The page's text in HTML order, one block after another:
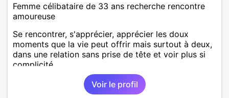
Femme célibataire de 33 ans recherche rencontre
amoureuse
Se rencontrer, s'apprécier, apprécier les doux
moments que la vie peut offrir mais surtout à deux,
dans une relation sans prise de tête et voir plus si
complicité.
Voir le profil